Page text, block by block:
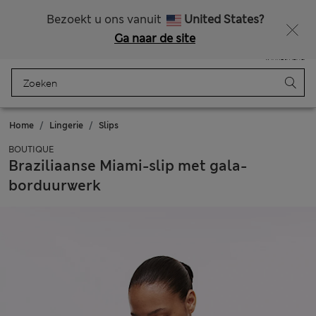
Bezoekt u ons vanuit
United States?
Ga naar de site
Winkelmand
Home Lingerie Slips
BOUTIQUE
Braziliaanse Miami-slip met gala-
borduurwerk